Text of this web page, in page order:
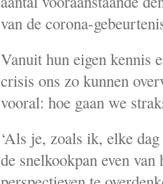
van de corona-
Vanuit hun eigen kennis
crisis ons zo kunnen
vooral: hoe gaan we
‘Als je, zoals ik, elke
de snelkookpan even